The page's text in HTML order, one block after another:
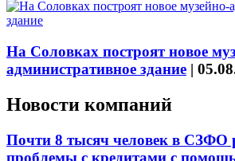
На Соловках построят новое
административное здание |
Новости компаний
Почти 8 тысяч человек в СЗФО
проблемы с кредитами с